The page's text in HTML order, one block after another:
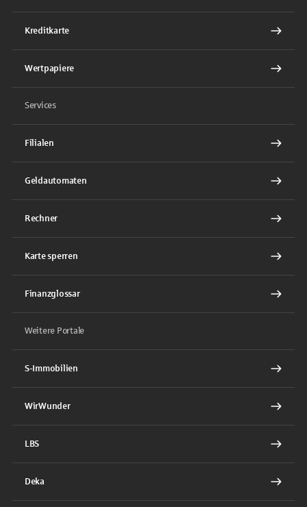
Kreditkarte
Wertpapiere
Services
Filialen
Geldautomaten
Rechner
Karte sperren
Finanzglossar
Weitere Portale
S-Immobilien
WirWunder
LBS
Deka